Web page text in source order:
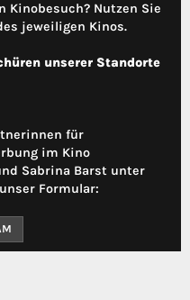
Kinobesuch? Nutzen Sie
jeweiligen Kinos.
unserer Standorte
für
im Kino
Sabrina Barst unter
Formular: